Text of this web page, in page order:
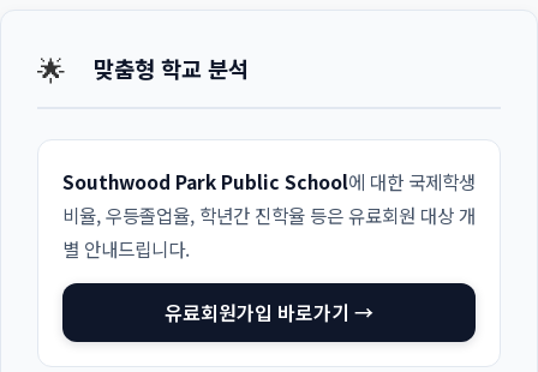
🌟 맞춤형 학교 분석
Southwood Park Public School에 대한 국제학생
비율, 우등졸업율, 학년간 진학율 등은 유료회원 대상 개
별 안내드립니다.
유료회원가입 바로가기 →